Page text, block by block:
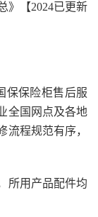
》【2024已更新
保保险柜售后服
全国网点及各地
流程规范有序，
所用产品配件均